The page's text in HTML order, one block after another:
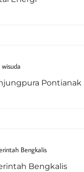
Pontianak
Bengkalis